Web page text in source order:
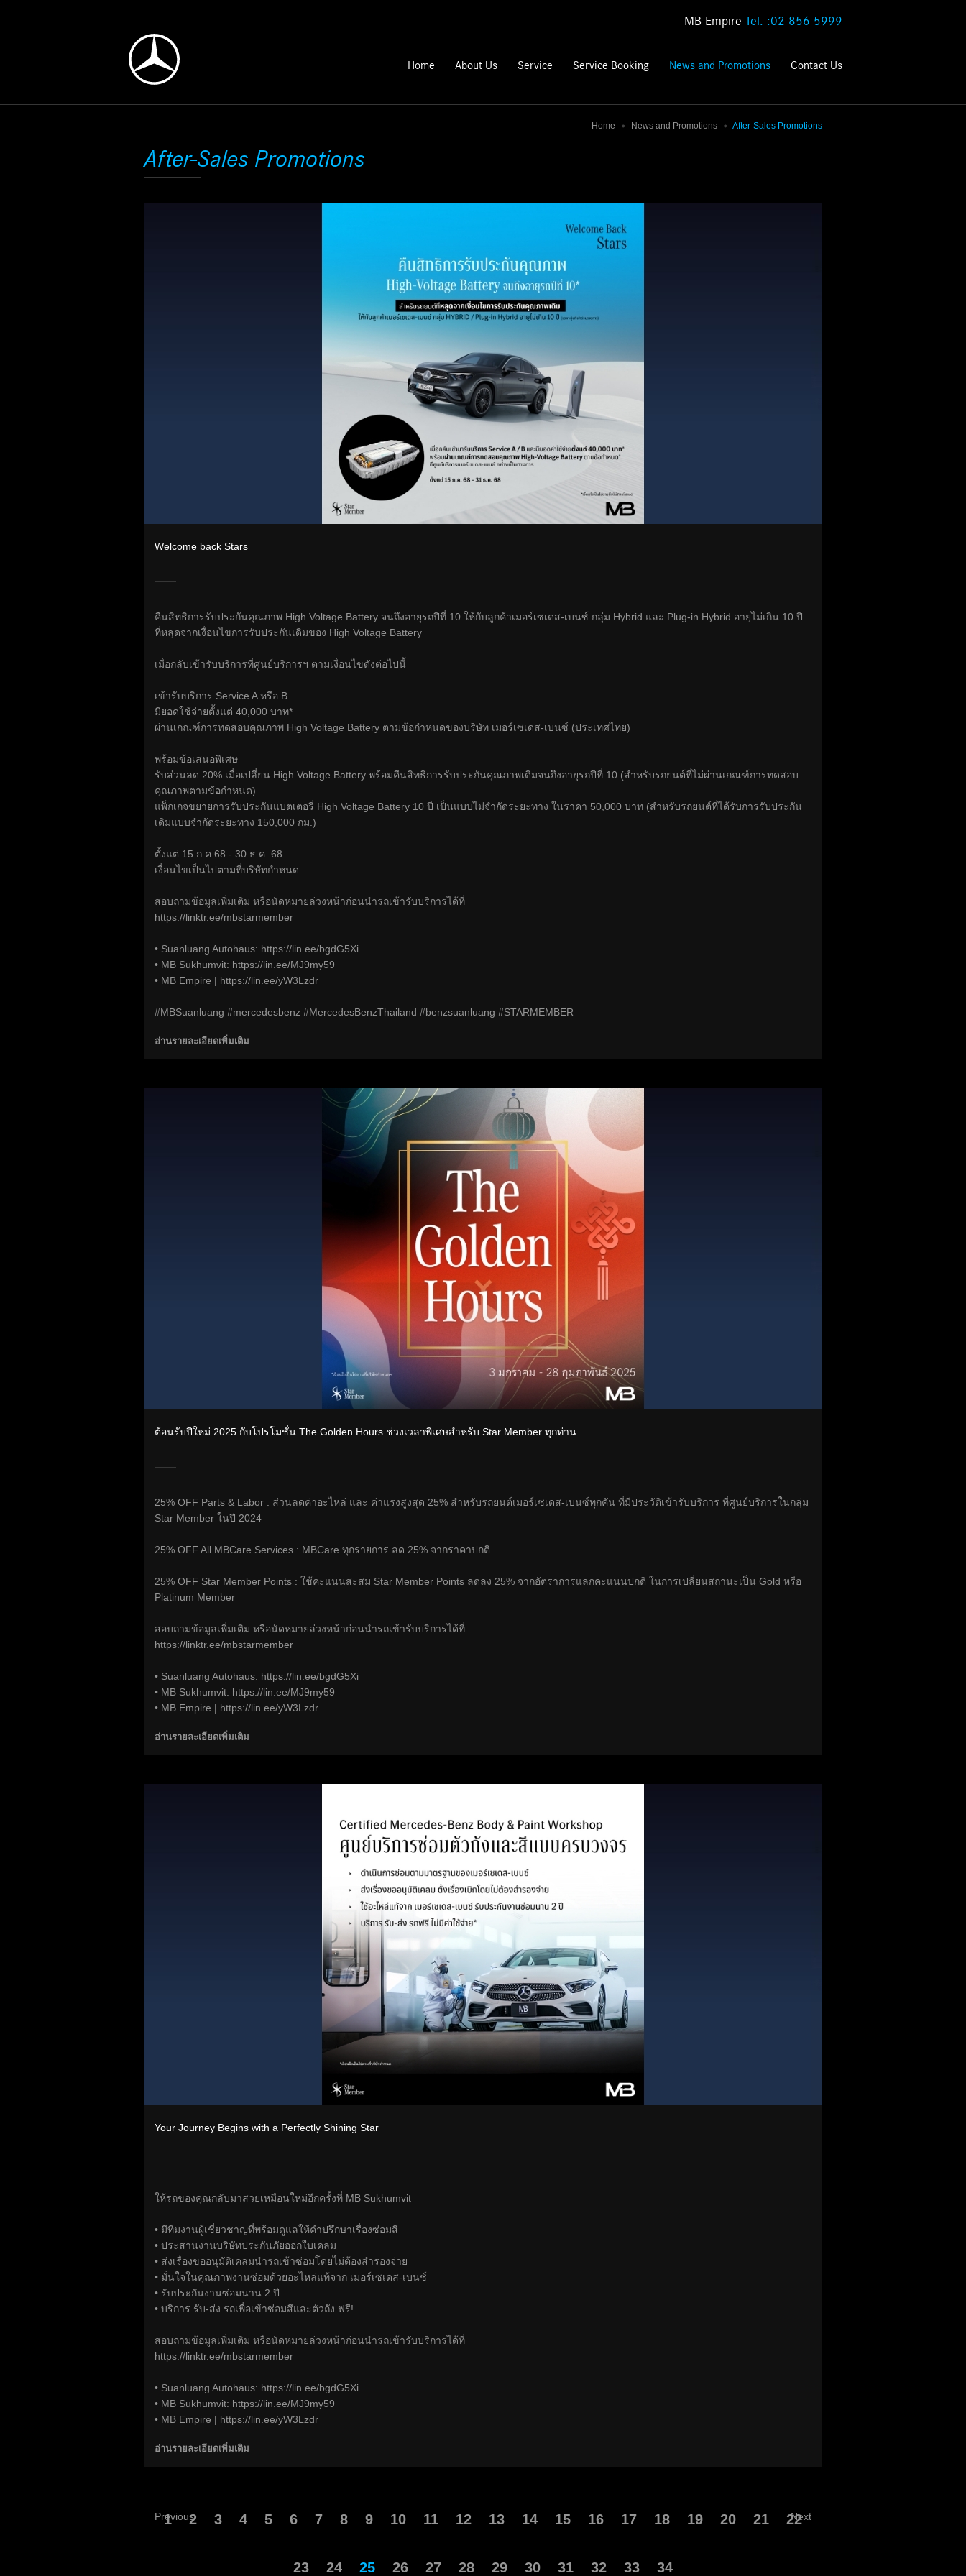
MB Empire Tel. :02 856 5999
Home About Us Service Service Booking News and Promotions Contact Us
Home News and Promotions After-Sales Promotions
After-Sales Promotions
Welcome back Stars
คืนสิทธิการรับประกันคุณภาพ High Voltage Battery จนถึงอายุรถปีที่ 10 ให้กับลูกค้าเมอร์เซเดส-เบนซ์ กลุ่ม Hybrid และ Plug-in Hybrid อายุไม่เกิน 10 ปี
ที่หลุดจากเงื่อนไขการรับประกันเดิมของ High Voltage Battery
เมื่อกลับเข้ารับบริการที่ศูนย์บริการฯ ตามเงื่อนไขดังต่อไปนี้
เข้ารับบริการ Service A หรือ B
มียอดใช้จ่ายตั้งแต่ 40,000 บาท*
ผ่านเกณฑ์การทดสอบคุณภาพ High Voltage Battery ตามข้อกำหนดของบริษัท เมอร์เซเดส-เบนซ์ (ประเทศไทย)
พร้อมข้อเสนอพิเศษ
รับส่วนลด 20% เมื่อเปลี่ยน High Voltage Battery พร้อมคืนสิทธิการรับประกันคุณภาพเดิมจนถึงอายุรถปีที่ 10 (สำหรับรถยนต์ที่ไม่ผ่านเกณฑ์การทดสอบ
คุณภาพตามข้อกำหนด)
แพ็กเกจขยายการรับประกันแบตเตอรี่ High Voltage Battery 10 ปี เป็นแบบไม่จำกัดระยะทาง ในราคา 50,000 บาท (สำหรับรถยนต์ที่ได้รับการรับประกัน
เดิมแบบจำกัดระยะทาง 150,000 กม.)
ตั้งแต่ 15 ก.ค.68 - 30 ธ.ค. 68
เงื่อนไขเป็นไปตามที่บริษัทกำหนด
สอบถามข้อมูลเพิ่มเติม หรือนัดหมายล่วงหน้าก่อนนำรถเข้ารับบริการได้ที่
https://linktr.ee/mbstarmember
• Suanluang Autohaus: https://lin.ee/bgdG5Xi
• MB Sukhumvit: https://lin.ee/MJ9my59
• MB Empire | https://lin.ee/yW3Lzdr
#MBSuanluang #mercedesbenz #MercedesBenzThailand #benzsuanluang #STARMEMBER
อ่านรายละเอียดเพิ่มเติม
ต้อนรับปีใหม่ 2025 กับโปรโมชั่น The Golden Hours ช่วงเวลาพิเศษสำหรับ Star Member ทุกท่าน
25% OFF Parts & Labor : ส่วนลดค่าอะไหล่ และ ค่าแรงสูงสุด 25% สำหรับรถยนต์เมอร์เซเดส-เบนซ์ทุกคัน ที่มีประวัติเข้ารับบริการ ที่ศูนย์บริการในกลุ่ม
Star Member ในปี 2024
25% OFF All MBCare Services : MBCare ทุกรายการ ลด 25% จากราคาปกติ
25% OFF Star Member Points : ใช้คะแนนสะสม Star Member Points ลดลง 25% จากอัตราการแลกคะแนนปกติ ในการเปลี่ยนสถานะเป็น Gold หรือ
Platinum Member
สอบถามข้อมูลเพิ่มเติม หรือนัดหมายล่วงหน้าก่อนนำรถเข้ารับบริการได้ที่
https://linktr.ee/mbstarmember
• Suanluang Autohaus: https://lin.ee/bgdG5Xi
• MB Sukhumvit: https://lin.ee/MJ9my59
• MB Empire | https://lin.ee/yW3Lzdr
อ่านรายละเอียดเพิ่มเติม
Your Journey Begins with a Perfectly Shining Star
ให้รถของคุณกลับมาสวยเหมือนใหม่อีกครั้งที่ MB Sukhumvit
• มีทีมงานผู้เชี่ยวชาญที่พร้อมดูแลให้คำปรึกษาเรื่องซ่อมสี
• ประสานงานบริษัทประกันภัยออกใบเคลม
• ส่งเรื่องขออนุมัติเคลมนำรถเข้าซ่อมโดยไม่ต้องสำรองจ่าย
• มั่นใจในคุณภาพงานซ่อมด้วยอะไหล่แท้จาก เมอร์เซเดส-เบนซ์
• รับประกันงานซ่อมนาน 2 ปี
• บริการ รับ-ส่ง รถเพื่อเข้าซ่อมสีและตัวถัง ฟรี!
สอบถามข้อมูลเพิ่มเติม หรือนัดหมายล่วงหน้าก่อนนำรถเข้ารับบริการได้ที่
https://linktr.ee/mbstarmember
• Suanluang Autohaus: https://lin.ee/bgdG5Xi
• MB Sukhumvit: https://lin.ee/MJ9my59
• MB Empire | https://lin.ee/yW3Lzdr
อ่านรายละเอียดเพิ่มเติม
Previous
1 2 3 4 5 6 7 8 9 10 11 12 13 14 15 16 17 18 19 20 21 22
23 24 25 26 27 28 29 30 31 32 33 34
Next